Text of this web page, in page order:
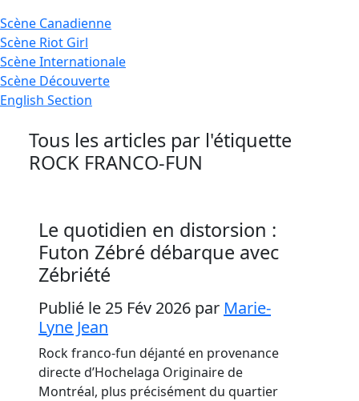
Scène Canadienne
Scène Riot Girl
ScèneInternationale
Scène Découverte
English Section
Tous les articles par l'étiquette
ROCK FRANCO-FUN
Le quotidien en distorsion :
Futon Zébré débarque avec
Zébriété
Publié le 25 Fév 2026 par Marie-
Lyne Jean
Rock franco-fun déjanté en provenance
directe d’Hochelaga Originaire de
Montréal, plus précisément du quartier